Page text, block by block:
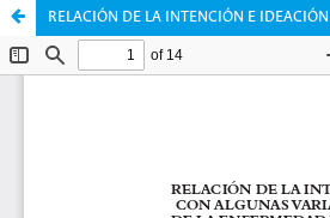
RELACIÓN DE LA INTENCIÓN E